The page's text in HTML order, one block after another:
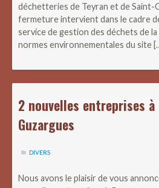
déchetteries de Teyran et de Saint-
fermeture intervient dans le cadre
service de gestion des déchets de la
normes environnementales du site
2 nouvelles entreprises à
Guzargues
DIVERS
Nous avons le plaisir de vous